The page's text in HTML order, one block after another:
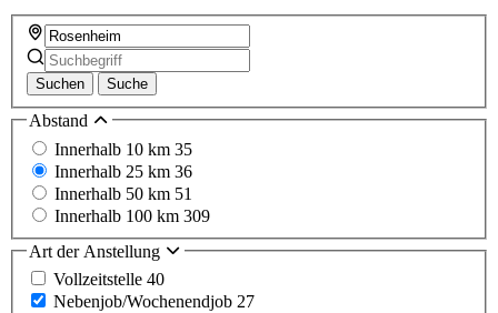
Suchen Suche
Abstand
Innerhalb 10 km 35
Innerhalb 25 km 36
Innerhalb 50 km 51
Innerhalb 100 km 309
Art der Anstellung
Vollzeitstelle 40
Nebenjob/Wochenendjob 27